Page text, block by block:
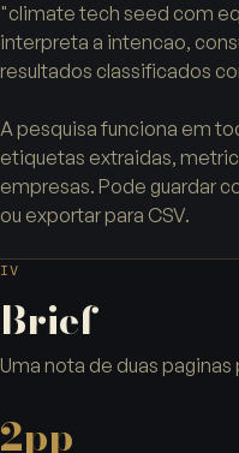
"climate tech seed com
interpreta a intencao,
resultados classificados
A pesquisa funciona em
etiquetas extraidas,
empresas. Pode guardar
ou exportar para CSV.
IV
Brief
Uma nota de duas
2pp